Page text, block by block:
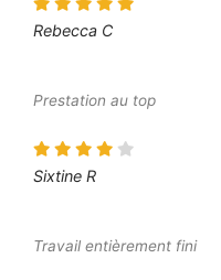
Rebecca C
Prestation au top
Sixtine R
Travail entièrement fini